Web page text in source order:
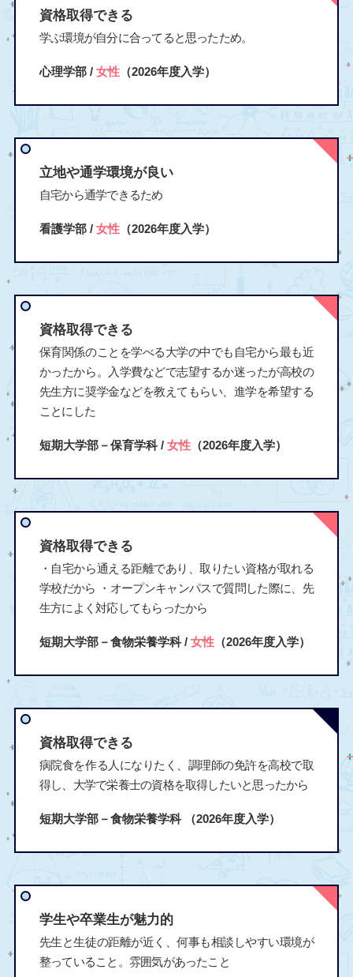
資格取得できる
学ぶ環境が自分に合ってると思ったため。
心理学部 / 女性（2026年度入学）
立地や通学環境が良い
自宅から通学できるため
看護学部 / 女性（2026年度入学）
資格取得できる
保育関係のことを学べる大学の中でも自宅から最も近
かったから。入学費などで志望するか迷ったが高校の
先生方に奨学金などを教えてもらい、進学を希望する
ことにした
短期大学部－保育学科 / 女性（2026年度入学）
資格取得できる
・自宅から通える距離であり、取りたい資格が取れる
学校だから ・オープンキャンパスで質問した際に、先
生方によく対応してもらったから
短期大学部－食物栄養学科 / 女性（2026年度入学）
資格取得できる
病院食を作る人になりたく、調理師の免許を高校で取
得し、大学で栄養士の資格を取得したいと思ったから
短期大学部－食物栄養学科 （2026年度入学）
学生や卒業生が魅力的
先生と生徒の距離が近く、何事も相談しやすい環境が
整っていること。雰囲気があったこと